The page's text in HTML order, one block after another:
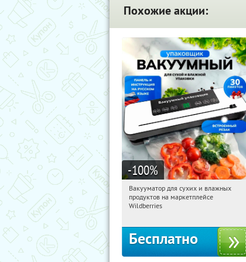
Похожие акции:
-100%
01:13:08 Получили:180
Россия
Вакууматор для сухих и влажных
продуктов на маркетплейсе
Wildberries
Бесплатно